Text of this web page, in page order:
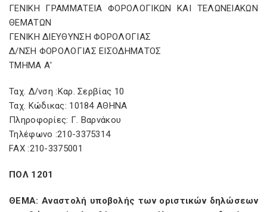
ΓΕΝΙΚΗ ΓΡΑΜΜΑΤΕΙΑ ΦΟΡΟΛΟΓΙΚΩΝ ΚΑΙ ΤΕΛΩΝΕΙΑΚΩΝ
ΘΕΜΑΤΩΝ
ΓΕΝΙΚΗ ΔΙΕΥΘΥΝΣΗ ΦΟΡΟΛΟΓΙΑΣ
Δ/ΝΣΗ ΦΟΡΟΛΟΓΙΑΣ ΕΙΣΟΔΗΜΑΤΟΣ
ΤΜΗΜΑ Α'
Ταχ. Δ/νση :Καρ. Σερβίας 10
Ταχ. Κώδικας: 10184 ΑΘΗΝΑ
Πληροφορίες: Γ. Βαρνάκου
Τηλέφωνο :210-3375314
FAX :210-3375001
ΠΟΛ 1201
ΘΕΜΑ: Αναστολή υποβολής των οριστικών δηλώσεων